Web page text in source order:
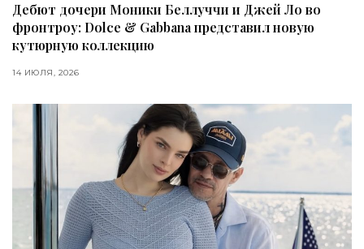
Дебют дочери Моники Беллуччи и Джей Ло во
фронтроу: Dolce & Gabbana представил новую
кутюрную коллекцию
14 ИЮЛЯ, 2026